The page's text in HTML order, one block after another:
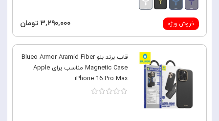
فروش ویژه ۳,۲۹۰,۰۰۰ تومان
قاب برند بلو Blueo Armor Aramid Fiber
Magnetic Case مناسب برای Apple
iPhone 16 Pro Max